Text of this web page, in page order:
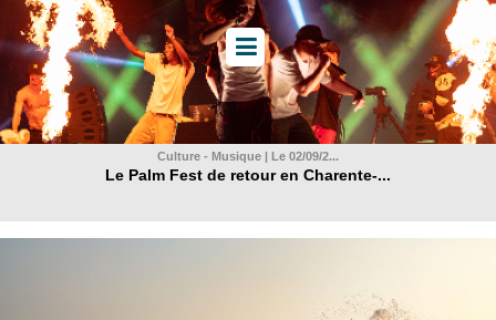
Culture - Musique | Le 02/09/2...
Le Palm Fest de retour en Charente-...